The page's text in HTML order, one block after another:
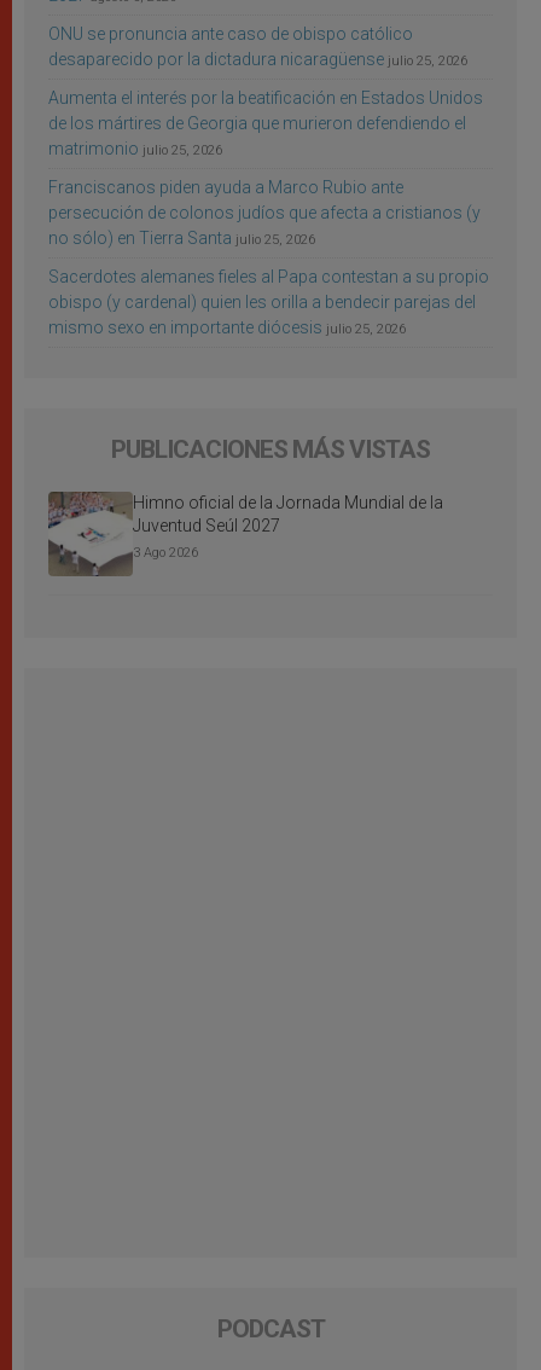
ONU se pronuncia ante caso de obispo católico
desaparecido por la dictadura nicaragüense julio 25, 2026
Aumenta el interés por la beatificación en Estados Unidos
de los mártires de Georgia que murieron defendiendo el
matrimonio julio 25, 2026
Franciscanos piden ayuda a Marco Rubio ante
persecución de colonos judíos que afecta a cristianos (y
no sólo) en Tierra Santa julio 25, 2026
Sacerdotes alemanes fieles al Papa contestan a su propio
obispo (y cardenal) quien les orilla a bendecir parejas del
mismo sexo en importante diócesis julio 25, 2026
PUBLICACIONES MÁS VISTAS
Himno oficial de la Jornada Mundial de la
Juventud Seúl 2027
3 Ago 2026
PODCAST